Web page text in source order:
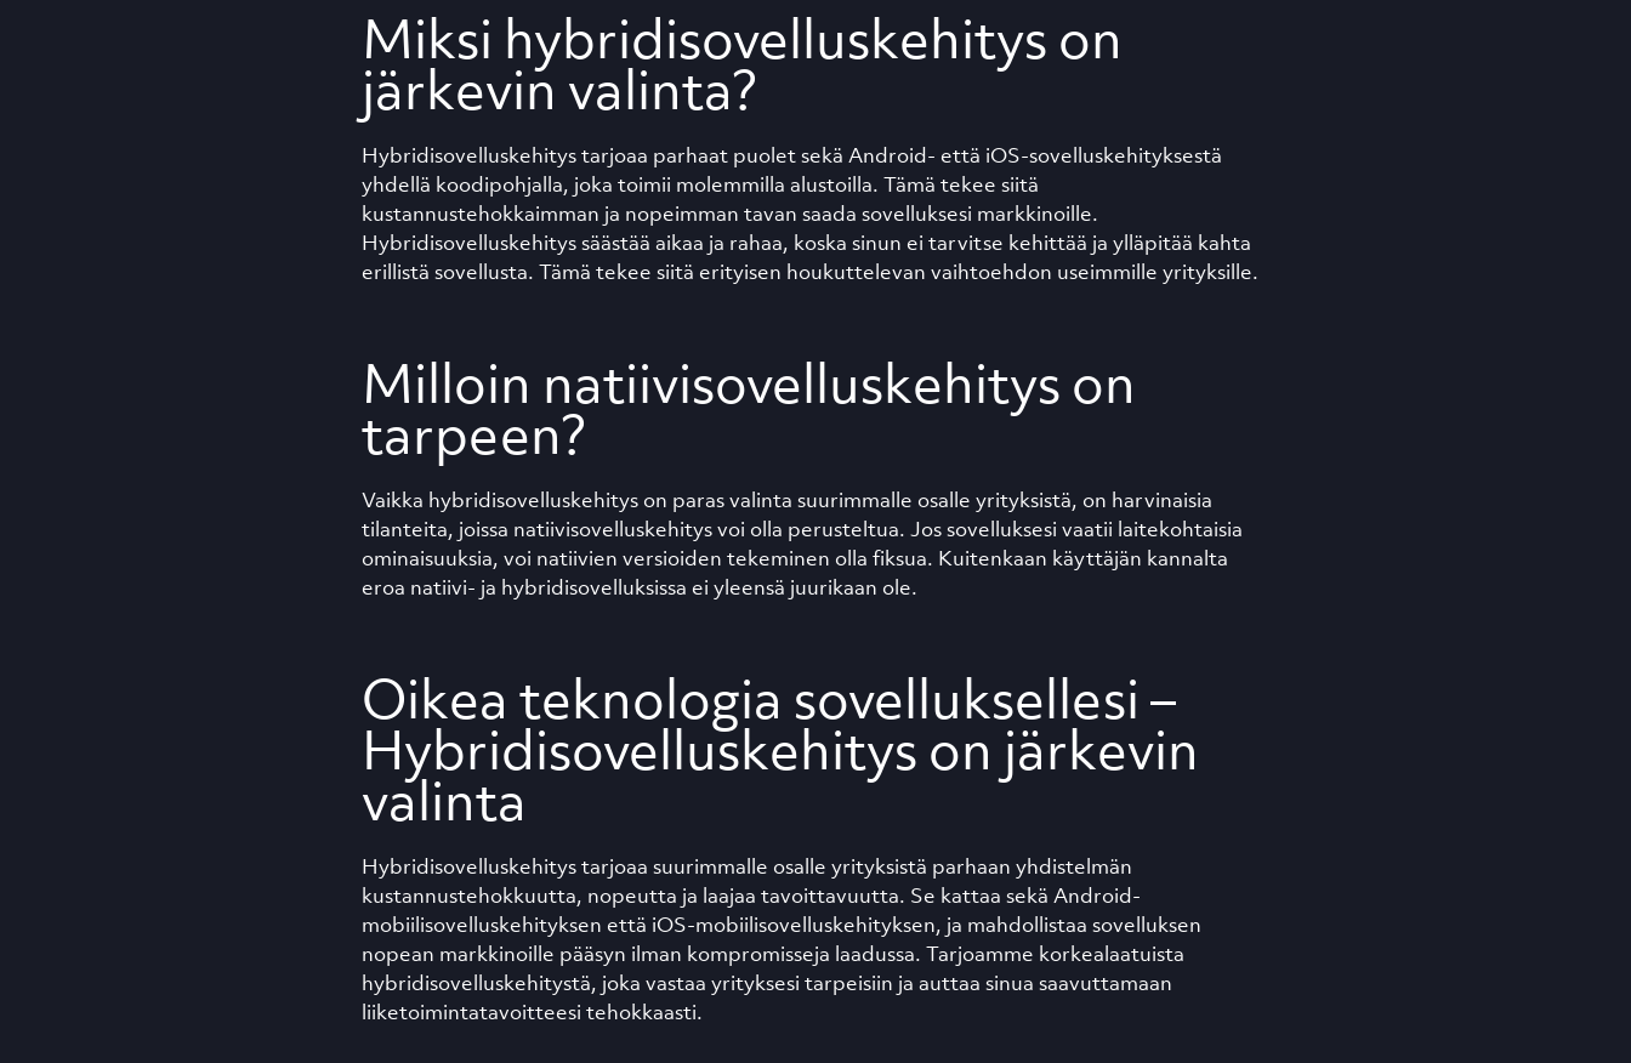
Miksi hybridisovelluskehitys on
järkevin valinta?
Hybridisovelluskehitys tarjoaa parhaat puolet sekä Android- että iOS-sovelluskehityksestä
yhdellä koodipohjalla, joka toimii molemmilla alustoilla. Tämä tekee siitä
kustannustehokkaimman ja nopeimman tavan saada sovelluksesi markkinoille.
Hybridisovelluskehitys säästää aikaa ja rahaa, koska sinun ei tarvitse kehittää ja ylläpitää kahta
erillistä sovellusta. Tämä tekee siitä erityisen houkuttelevan vaihtoehdon useimmille yrityksille.
Milloin natiivisovelluskehitys on
tarpeen?
Vaikka hybridisovelluskehitys on paras valinta suurimmalle osalle yrityksistä, on harvinaisia
tilanteita, joissa natiivisovelluskehitys voi olla perusteltua. Jos sovelluksesi vaatii laitekohtaisia
ominaisuuksia, voi natiivien versioiden tekeminen olla fiksua. Kuitenkaan käyttäjän kannalta
eroa natiivi- ja hybridisovelluksissa ei yleensä juurikaan ole.
Oikea teknologia sovelluksellesi –
Hybridisovelluskehitys on järkevin
valinta
Hybridisovelluskehitys tarjoaa suurimmalle osalle yrityksistä parhaan yhdistelmän
kustannustehokkuutta, nopeutta ja laajaa tavoittavuutta. Se kattaa sekä Android-
mobiilisovelluskehityksen että iOS-mobiilisovelluskehityksen, ja mahdollistaa sovelluksen
nopean markkinoille pääsyn ilman kompromisseja laadussa. Tarjoamme korkealaatuista
hybridisovelluskehitystä, joka vastaa yrityksesi tarpeisiin ja auttaa sinua saavuttamaan
liiketoimintatavoitteesi tehokkaasti.